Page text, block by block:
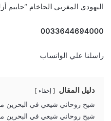
اليهودي المغربي الحاخام “حاييم
0033644694000
راسلنا علي الواتساب
دليل المقال إخفاء
شيخ روحاني شيعي في البحرين
شيخ روحاني شيعي في البحرين